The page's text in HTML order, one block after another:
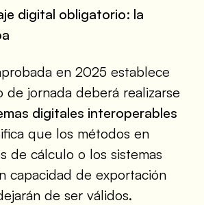
digital obligatorio: la
en 2025 establece
jornada deberá realizarse
digitales interoperables
que los métodos en
de cálculo o los sistemas
capacidad de exportación
de ser válidos.